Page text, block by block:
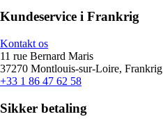
Kundeservice i Frankrig
Kontakt os
11 rue Bernard Maris
37270 Montlouis-sur-Loire, Frankrig
+33 1 86 47 62 58
Sikker betaling